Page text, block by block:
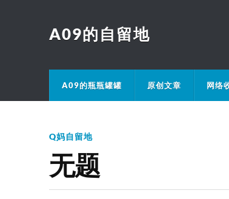
A09的自留地
A09的瓶瓶罐罐 原创文章 网络
Q妈自留地
无题